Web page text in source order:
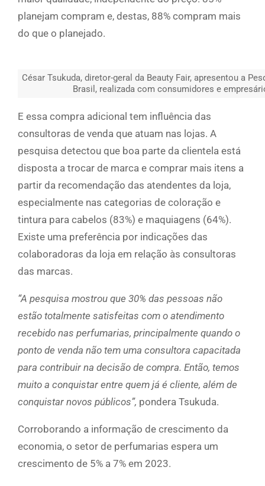
planejam compram e, destas, 88% compram mais
do que o planejado.
César Tsukuda, diretor-geral da Beauty Fair, apresentou a
Brasil, realizada com consumidores e
E essa compra adicional tem influência das
consultoras de venda que atuam nas lojas. A
pesquisa detectou que boa parte da clientela está
disposta a trocar de marca e comprar mais itens a
partir da recomendação das atendentes da loja,
especialmente nas categorias de coloração e
tintura para cabelos (83%) e maquiagens (64%).
Existe uma preferência por indicações das
colaboradoras da loja em relação às consultoras
das marcas.
“A pesquisa mostrou que 30% das pessoas não
estão totalmente satisfeitas com o atendimento
recebido nas perfumarias, principalmente quando o
ponto de venda não tem uma consultora capacitada
para contribuir na decisão de compra. Então, temos
muito a conquistar entre quem já é cliente, além de
conquistar novos públicos”, pondera Tsukuda.
Corroborando a informação de crescimento da
economia, o setor de perfumarias espera um
crescimento de 5% a 7% em 2023.